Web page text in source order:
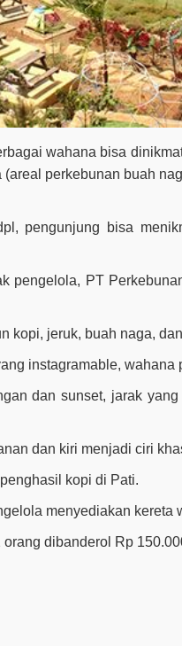
wahana bisa
perkebunan buah
pengunjung bisa
pengelola, PT
kopi, jeruk, buah naga,
instagramable,
dan sunset, jarak
dan kiri menjadi ciri
kopi di Pati.
menyediakan
dibanderol Rp